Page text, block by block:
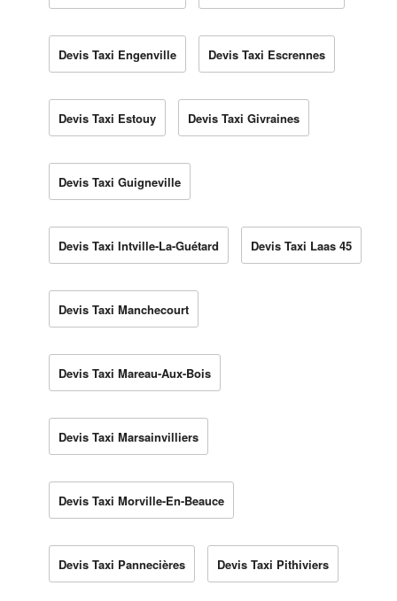
Devis Taxi Engenville Devis Taxi Escrennes
Devis Taxi Estouy Devis Taxi Givraines
Devis Taxi Guigneville
Devis Taxi Intville-La-Guétard Devis Taxi Laas 45
Devis Taxi Manchecourt
Devis Taxi Mareau-Aux-Bois
Devis Taxi Marsainvilliers
Devis Taxi Morville-En-Beauce
Devis Taxi Pannecières Devis Taxi Pithiviers